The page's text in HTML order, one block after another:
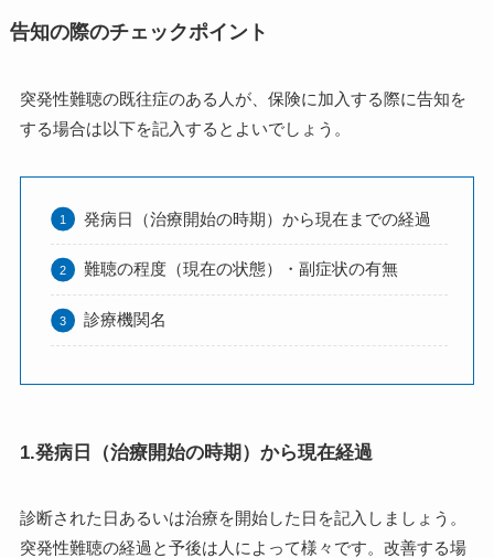
告知の際のチェックポイント
突発性難聴の既往症のある人が、保険に加入する際に告知を
する場合は以下を記入するとよいでしょう。
発病日（治療開始の時期）から現在までの経過
難聴の程度（現在の状態）・副症状の有無
診療機関名
1.発病日（治療開始の時期）から現在経過
診断された日あるいは治療を開始した日を記入しましょう。
突発性難聴の経過と予後は人によって様々です。改善する場